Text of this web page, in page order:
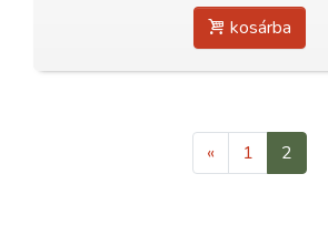
kosárba
« 1 2